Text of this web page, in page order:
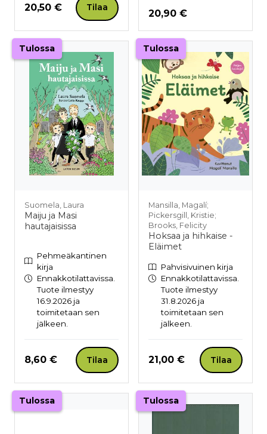
Hinta nyt
20,50 € Tilaa Hinta nyt
20,90 €
Tulossa
Suomela, Laura
Maiju ja Masi
hautajaisissa
Pehmeäkantinen
kirja
Ennakkotilattavissa.
Tuote ilmestyy
16.9.2026 ja
toimitetaan sen
jälkeen.
Hinta nyt
8,60 € Tilaa
Tulossa
Mansilla, Magalí;
Pickersgill, Kristie;
Brooks, Felicity
Hoksaa ja hihkaise -
Eläimet
Pahvisivuinen kirja
Ennakkotilattavissa.
Tuote ilmestyy
31.8.2026 ja
toimitetaan sen
jälkeen.
Hinta nyt
21,00 € Tilaa
Tulossa Tulossa